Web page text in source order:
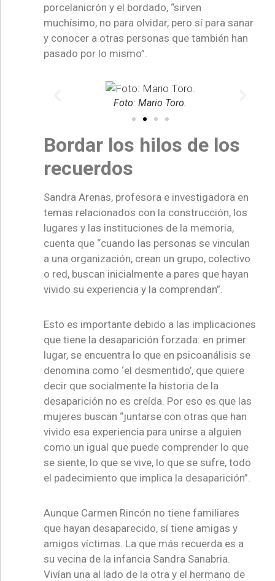
porcelanicrón y el bordado, “sirven
muchísimo, no para olvidar, pero sí para sanar
y conocer a otras personas que también han
pasado por lo mismo”.
Foto: Mario Toro.
Bordar los hilos de los
recuerdos
Sandra Arenas, profesora e investigadora en
temas relacionados con la construcción, los
lugares y las instituciones de la memoria,
cuenta que “cuando las personas se vinculan
a una organización, crean un grupo, colectivo
o red, buscan inicialmente a pares que hayan
vivido su experiencia y la comprendan”.
Esto es importante debido a las implicaciones
que tiene la desaparición forzada: en primer
lugar, se encuentra lo que en psicoanálisis se
denomina como ‘el desmentido’, que quiere
decir que socialmente la historia de la
desaparición no es creída. Por eso es que las
mujeres buscan “juntarse con otras que han
vivido esa experiencia para unirse a alguien
como un igual que puede comprender lo que
se siente, lo que se vive, lo que se sufre, todo
el padecimiento que implica la desaparición”.
Aunque Carmen Rincón no tiene familiares
que hayan desaparecido, sí tiene amigas y
amigos víctimas. La que más recuerda es a
su vecina de la infancia Sandra Sanabria.
Vivían una al lado de la otra y el hermano de